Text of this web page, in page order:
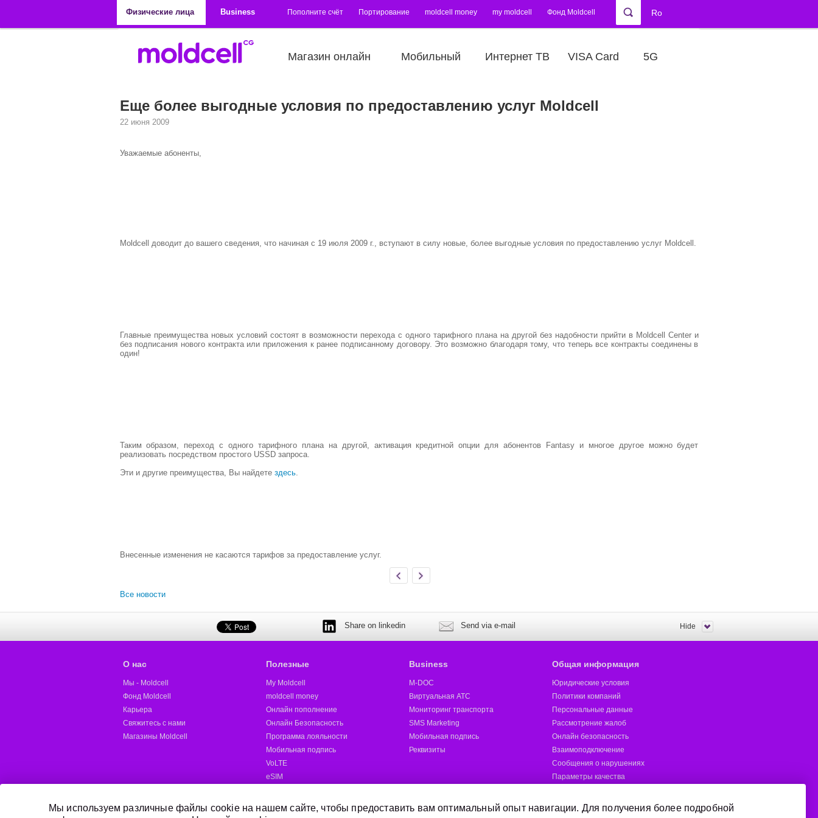
Физические лица
Business Пополните счёт Портирование moldcell money my moldcell Фонд Moldcell Ro
Магазин онлайн Мобильный Интернет ТВ VISA Card 5G
Еще более выгодные условия по предоставлению услуг Moldcell
22 июня 2009
Уважаемые абоненты,
Moldcell доводит до вашего сведения, что начиная с 19 июля 2009 г., вступают в силу новые, более выгодные условия по предоставлению услуг Moldcell.
Главные преимущества новых условий состоят в возможности перехода с одного тарифного плана на другой без надобности прийти в Moldcell Center и
без подписания нового контракта или приложения к ранее подписанному договору. Это возможно благодаря тому, что теперь все контракты соединены в
один!
Таким образом, переход с одного тарифного плана на другой, активация кредитной опции для абонентов Fantasy и многое другое можно будет
реализовать посредством простого USSD запроса.
Эти и другие преимущества, Вы найдете здесь.
Внесенные изменения не касаются тарифов за предоставление услуг.
Все новости
Share on linkedin Send via e-mail Hide
О нас
Мы - Moldcell
Фонд Moldcell
Карьера
Свяжитесь с нами
Магазины Moldcell
Полезные
My Moldcell
moldcell money
Онлайн пополнение
Онлайн Безопасность
Программа лояльности
Мобильная подпись
VoLTE
eSIM
Business
M-DOC
Виртуальная АТС
Мониторинг транспорта
SMS Marketing
Мобильная подпись
Реквизиты
Общая информация
Юридические условия
Политики компаний
Персональные данные
Рассмотрение жалоб
Онлайн безопасность
Взаимоподключение
Сообщения о нарушениях
Параметры качества
Мы используем различные файлы cookie на нашем сайте, чтобы предоставить вам оптимальный опыт навигации. Для получения более подробной